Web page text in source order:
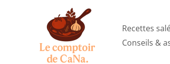
Recettes
Conseils &